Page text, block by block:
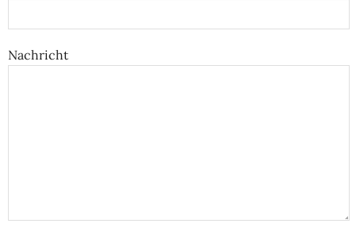
Nachricht